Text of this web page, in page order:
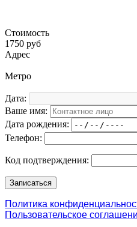
Стоимость
1750 руб
Адрес
Метро
Дата:
Ваше имя:
Дата рождения:
Телефон:
Код подтверждения:
Политика
Пользовательское